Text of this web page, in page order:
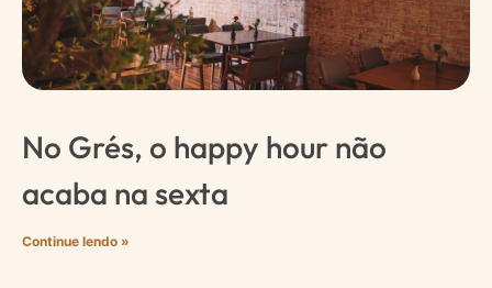
No Grés, o happy hour não
acaba na sexta
Continue lendo »